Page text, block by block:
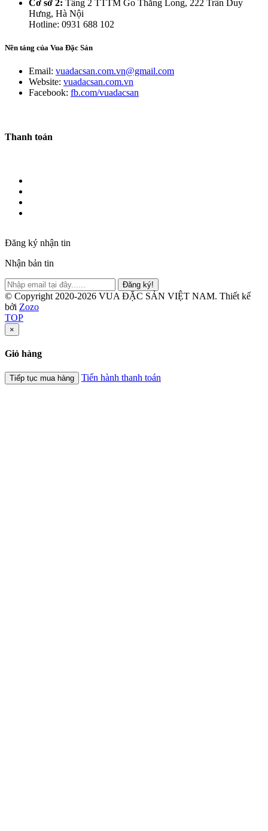
Cơ sở 2: Tầng 2 TTTM Go Thăng Long, 222 Trần Duy
Hưng, Hà Nội
Hotline: 0931 688 102
Nền tảng của Vua Đặc Sản
Email: vuadacsan.com.vn@gmail.com
Website: vuadacsan.com.vn
Facebook: fb.com/vuadacsan
Thanh toán
Đăng ký nhận tin
Nhận bản tin
Đăng ký!
© Copyright 2020-2026 VUA ĐẶC SẢN VIỆT NAM. Thiết kế
bởi Zozo
TOP
×
Giỏ hàng
Tiếp tục mua hàng Tiến hành thanh toán